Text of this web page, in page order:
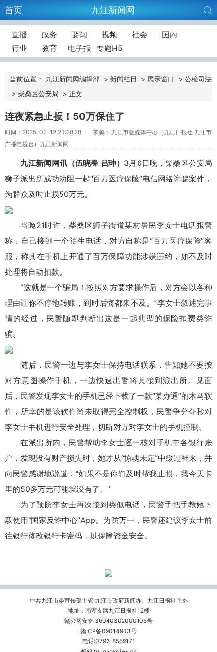
首页 九江新闻网
直播 政务 要闻 视频 社会
国内
行业
教育 电子报 专题H5
当前位置： 九江新闻网编辑部 > 新闻栏目 > 展示窗口 > 公检司法
> 柴桑区公安局 > 正文
连夜紧急止损！50万保住了
时间：2025-03-12 20:28:28
来源： 九江市融媒体中心（九江日报社 九江市
广播电视台）九江新闻网
九江新闻网讯（伍晓春 吕珅） 3月6日晚，柴桑区公安局
狮子派出所成功劝阻一起“百万医疗保险”电信网络诈骗案件，
为群众及时止损50万元。
当晚21时许，柴桑区狮子街道某村居民李女士电话报警
称，自己接到一个陌生电话，对方自称是“百万医疗保险”客
服，称其在手机上开通了百万保障功能涉嫌违约，如不及时
处理将自动扣款。
“这就是一个骗局！按照对方要求操作后，对方会以各种
理由让你不停地转账，到时后悔都来不及。”李女士叙述完事
情的经过，民警随即判断出这是一起典型的保险扣费类诈
骗。
随后，民警一边与李女士保持电话联系，告知她不要按
对方意图操作手机，一边快速出警将其接到派出所。见面
后，民警发现李女士的手机已经下载了一款“某办通”的木马软
件，所幸的是该软件尚未取得完全控制权，民警争分夺秒对
李女士手机进行安全处理，切断对方对李女士的手机控制。
在派出所内，民警帮助李女士逐一核对手机中各银行账
户，发现没有财产损失时，她才从“惊魂未定”中缓过神来，并
向民警感谢地说道：“如果不是你们及时帮我止损，我今天卡
里的50多万元可能就没有了。”
为了预防李女士再次接到类似电话，民警手把手教她下
载使用“国家反诈中心”App。为防万一，民警还建议李女士前
往银行修改银行卡密码，以保障资金安全。
中共九江市委宣传部主管 九江市政府新闻办、九江日报社主办
地址：南湖支路九江日报社12楼
赣公网安备 36040302000105号
赣ICP备09014903号
电话:0792-8559171